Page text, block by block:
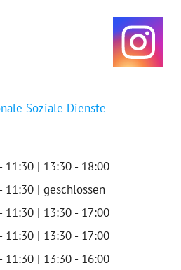
Soziale Dienste
11:30 | 13:30 - 18:00
11:30 | geschlossen
11:30 | 13:30 - 17:00
11:30 | 13:30 - 17:00
11:30 | 13:30 - 16:00